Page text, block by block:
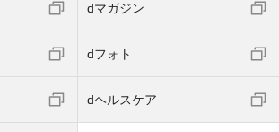
dマガジン
dフォト
dヘルスケア